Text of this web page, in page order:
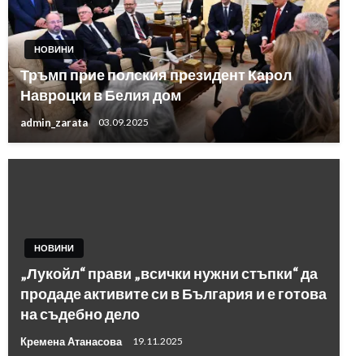
НОВИНИ
Тръмп прие полския президент Карол
Навроцки в Белия дом
admin_zarata 03.09.2025
НОВИНИ
„Лукойл“ прави „всички нужни стъпки“ да
продаде активите си в България и е готова
на съдебно дело
Кремена Атанасова 19.11.2025